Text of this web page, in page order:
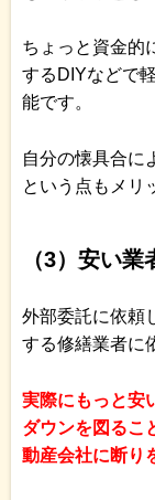
ちょっと資金的
するDIYなどで
能です。
自分の懐具合に
という点もメリ
（3）安い
外部委託に依頼
する修繕業者に
実際にもっと安
ダウンを図るこ
動産会社に断り